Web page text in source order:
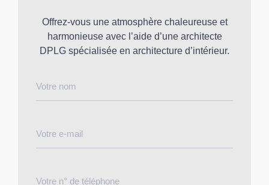
Offrez-vous une atmosphère chaleureuse et
harmonieuse avec l’aide d’une architecte
DPLG spécialisée en architecture d’intérieur.